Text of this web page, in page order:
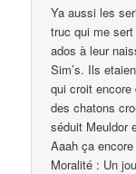
Ya aussi les
truc qui me
ados à leur
Sim’s. Ils
qui croit encore
des chatons
séduit Meuldor
Aaah ça
Moralité : Un